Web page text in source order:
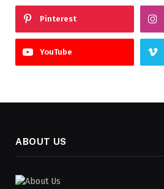
Pinterest
YouTube
ABOUT US